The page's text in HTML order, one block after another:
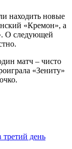
находить новые
«Кремон», а
О следующей
матч – чисто
«Зениту»
день